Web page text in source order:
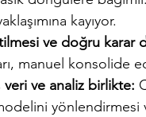
kayıyor.
ve doğru karar
manuel konsolide
ve analiz birlikte:
yönlendirmesi